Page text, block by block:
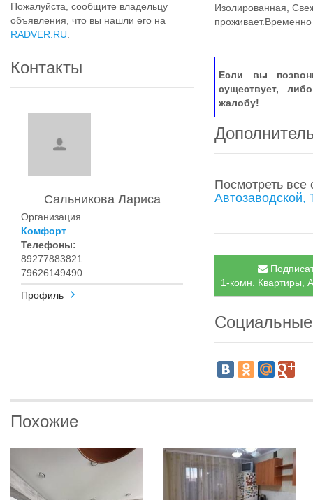
Пожалуйста, сообщите владельцу
объявления, что вы нашли его на
RADVER.RU
Контакты
Сальникова Лариса
Организация
Комфорт
Телефоны:
89277883821
79626149490
Профиль
Изолированная,
Если вы
существует,
жалобу!
Посмотреть
Автозаводской,
1-комн. Квартиры,
Похожие